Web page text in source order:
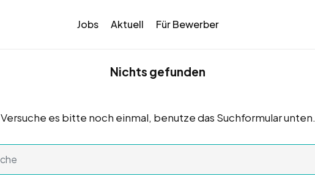
Jobs Aktuell Für Bewerber
Nichts gefunden
Versuche es bitte noch einmal, benutze das Suchformular unten.